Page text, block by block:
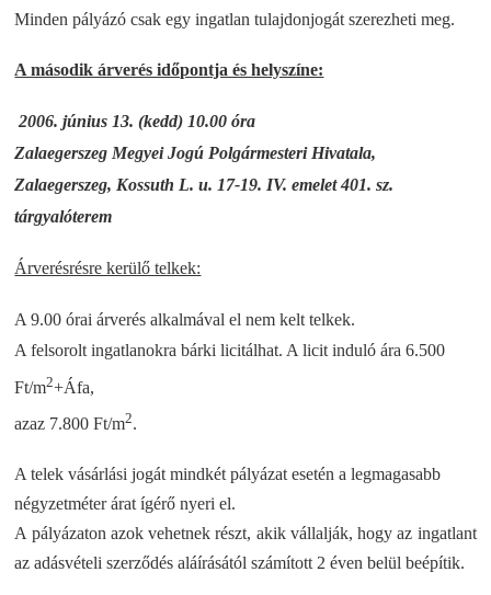
Minden pályázó csak egy ingatlan tulajdonjogát szerezheti meg.
A második árverés időpontja és helyszíne:
2006. június 13. (kedd) 10.00 óra
Zalaegerszeg Megyei Jogú Polgármesteri Hivatala,
Zalaegerszeg, Kossuth L. u. 17-19. IV. emelet 401. sz.
tárgyalóterem
Árverésrésre kerülő telkek:
A 9.00 órai árverés alkalmával el nem kelt telkek.
A felsorolt ingatlanokra bárki licitálhat. A licit induló ára 6.500
Ft/m2+Áfa,
azaz 7.800 Ft/m2.
A telek vásárlási jogát mindkét pályázat esetén a legmagasabb
négyzetméter árat ígérő nyeri el.
A pályázaton azok vehetnek részt, akik vállalják, hogy az ingatlant
az adásvételi szerződés aláírásától számított 2 éven belül beépítik.